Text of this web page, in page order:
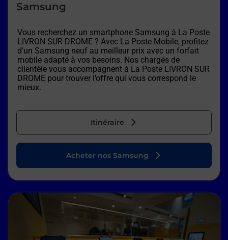
Samsung
Vous recherchez un smartphone Samsung à La Poste
LIVRON SUR DROME ? Avec La Poste Mobile, profitez
d’un Samsung neuf au meilleur prix avec un forfait
mobile adapté à vos besoins. Nos chargés de
clientèle vous accompagnent à La Poste LIVRON SUR
DROME pour trouver l’offre qui vous correspond le
mieux.
Itinéraire
Acheter nos Samsung